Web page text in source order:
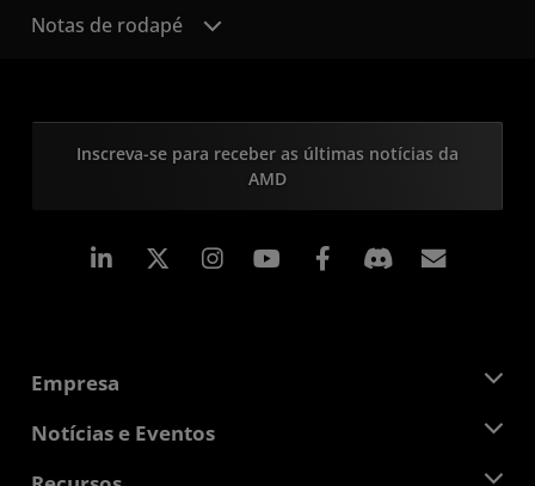
Notas de rodapé
Inscreva-se para receber as últimas notícias da
AMD
Linkedin Instagram Facebook
Empresa
Sobre a AMD
Notícias e Eventos
Sala de Imprensa